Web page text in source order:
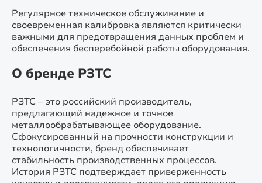
Регулярное техническое обслуживание и
своевременная калибровка являются критически
важными для предотвращения данных проблем и
обеспечения бесперебойной работы оборудования.
О бренде РЗТС
РЗТС – это российский производитель,
предлагающий надежное и точное
металлообрабатывающее оборудование.
Сфокусированный на прочности конструкции и
технологичности, бренд обеспечивает
стабильность производственных процессов.
История РЗТС подтверждает приверженность